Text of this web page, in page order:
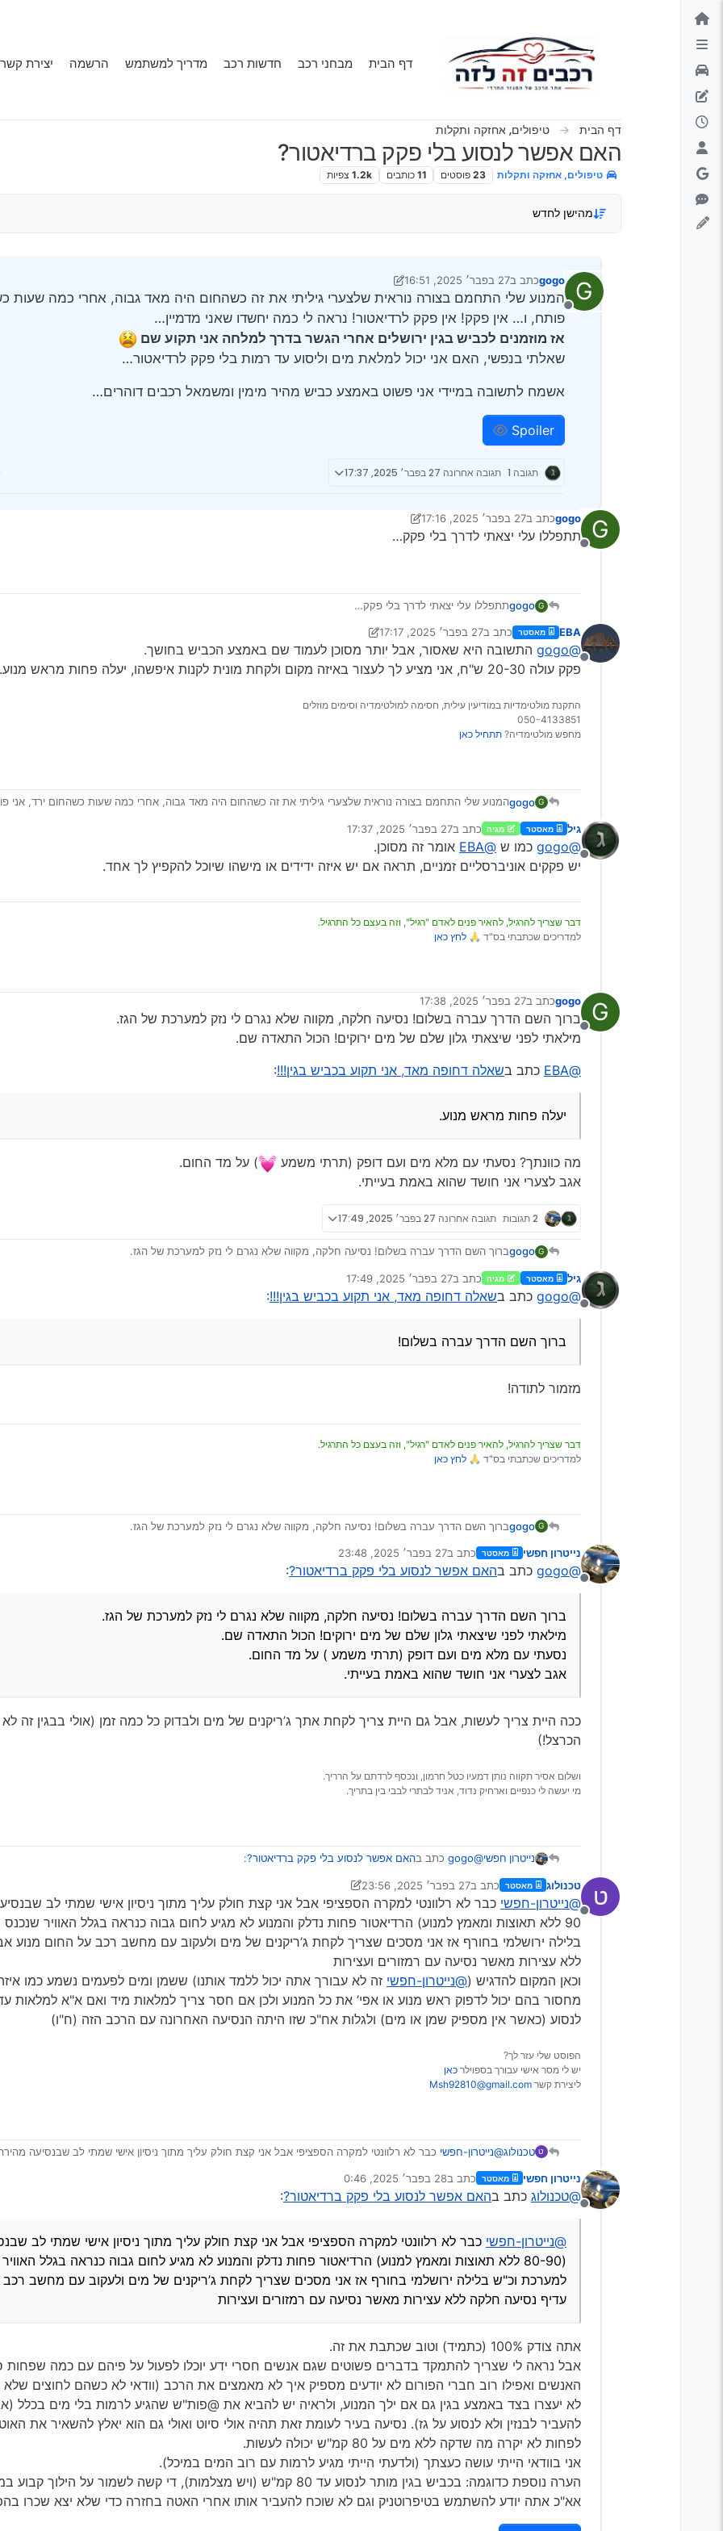
דילוג לתוכן
דף הבית מבחני רכב חדשות רכב מדריך למשתמש הרשמה יצירת קשר
דף הבית טיפולים, אחזקה ותקלות
האם אפשר לנסוע בלי פקק ברדיאטור?
טיפולים, אחזקה ותקלות 23 פוסטים 11 כותבים 1.2k צפיות
מהישן לחדש
G
מנותק
gogoכתב ב27 בפבר׳ 2025, 16:51
נערך לאחרונה על ידי gogo
המנוע שלי התחמם בצורה נוראית שלצערי גיליתי את זה כשהחום היה מאד גבוה, אחרי כמה שעות
פותח, ו… אין פקק! אין פקק לרדיאטור! נראה לי כמה יחשדו שאני מדמיין…
אז מוזמנים לכביש בגין ירושלים אחרי הגשר בדרך למלחה אני תקוע שם
שאלתי בנפשי, האם אני יכול למלאת מים וליסוע עד רמות בלי פקק לרדיאטור…
אשמח לתשובה במיידי אני פשוט באמצע כביש מהיר מימין ומשמאל רכבים דוהרים…
Spoiler
תגובה 1 תגובה אחרונה 27 בפבר׳ 2025, 17:37
G
מנותק
gogoכתב ב27 בפבר׳ 2025, 17:16
נערך לאחרונה על ידי gogo
תתפללו עלי יצאתי לדרך בלי פקק…
G
gogoתתפללו עלי יצאתי לדרך בלי פקק…
מנותק
EBA מאסטר כתב ב27 בפבר׳ 2025, 17:17
נערך לאחרונה על ידי EBA
@gogo
התשובה היא שאסור, אבל יותר מסוכן לעמוד שם באמצע הכביש בחושך.
פקק עולה 20-30 ש"ח, אני מציע לך לעצור באיזה מקום ולקחת מונית לקנות איפשהו, יעלה פחות מראש מנוע.
התקנת מולטימדיות במודיעין עילית, חסימה למולטימדיה וסימים מוזלים
050-4133851
מחפש מולטימדיה? תתחיל כאן
G
gogoהמנוע שלי התחמם בצורה נוראית שלצערי גיליתי את זה כשהחום היה מאד גבוה, אחרי כמה שעות כשהחום ירד, אני
אז מוזמנים לכביש בגין ירושלים אחרי הגשר בדרך למלחה אני תקוע שם
שאלתי בנפשי, האם אני יכול למלאת מים וליסוע עד רמות בלי פקק לרדיאטור…
אשמח לתשובה במיידי אני פשוט באמצע כביש מהיר מימין ומשמאל רכבים דוהרים…
Spoiler
מנותק
גיל מאסטר מגיה כתב ב27 בפבר׳ 2025, 17:37
נערך לאחרונה על ידי
@gogo כמו ש @EBA
אומר זה מסוכן.
יש פקקים אוניברסליים זמניים, תראה אם יש איזה ידידים או מישהו שיוכל להקפיץ לך אחד.
דבר שצריך להרגיל, להאיר פנים לאדם "רגיל", וזה בעצם כל התרגיל.
למדריכים שכתבתי בס"ד 🙏 לחץ כאן
G
מנותק
gogoכתב ב27 בפבר׳ 2025, 17:38
נערך לאחרונה על ידי
ברוך השם הדרך עברה בשלום! נסיעה חלקה, מקווה שלא נגרם לי נזק למערכת של הגז.
מילאתי לפני שיצאתי גלון שלם של מים ירוקים! הכול התאדה שם.
@EBA
כתב בשאלה דחופה מאד, אני תקוע בכביש בגין!!!:
יעלה פחות מראש מנוע.
מה כוונתך? נסעתי עם מלא מים ועם דופק (תרתי משמע
) על מד החום.
אגב לצערי אני חושד שהוא באמת בעייתי.
2 תגובות תגובה אחרונה 27 בפבר׳ 2025, 17:49
G
gogoברוך השם הדרך עברה בשלום! נסיעה חלקה, מקווה שלא נגרם לי נזק למערכת של הגז.
@EBA
כתב בשאלה דחופה מאד, אני תקוע בכביש בגין!!!
אגב לצערי אני חושד שהוא באמת בעייתי.
מנותק
גיל מאסטר מגיה כתב ב27 בפבר׳ 2025, 17:49
נערך לאחרונה על ידי
@gogo כתב בשאלה דחופה מאד, אני תקוע בכביש בגין!!!:
ברוך השם הדרך עברה בשלום!
מזמור לתודה!
דבר שצריך להרגיל, להאיר פנים לאדם "רגיל", וזה בעצם כל התרגיל.
למדריכים שכתבתי בס"ד 🙏 לחץ כאן
G
gogoברוך השם הדרך עברה בשלום! נסיעה חלקה, מקווה שלא נגרם לי נזק למערכת של הגז.
@EBA
כתב בשאלה דחופה מאד, אני תקוע בכביש בגין!!!
מה כוונתך? נסעתי עם מלא מים ועם דופק (תרתי משמע
) על מד החום.
אגב לצערי אני חושד שהוא באמת בעייתי.
מנותק
נייטרון חפשי מאסטר כתב ב27 בפבר׳ 2025, 23:48
נערך לאחרונה על ידי
@gogo כתב בהאם אפשר לנסוע בלי פקק ברדיאטור?:
ברוך השם הדרך עברה בשלום! נסיעה חלקה, מקווה שלא נגרם לי נזק למערכת של הגז.
מילאתי לפני שיצאתי גלון שלם של מים ירוקים! הכול התאדה שם.
נסעתי עם מלא מים ועם דופק (תרתי משמע ) על מד החום.
אגב לצערי אני חושד שהוא באמת בעייתי.
ככה היית צריך לעשות, אבל גם היית צריך לקחת אתך ג’ריקנים של מים ולבדוק כל כמה זמן (אולי בבגין זה
הכרצל!)
ושלום אסיר תקווה נותן דמעיו כטל חרמון, ונכסף לרדתם על הרריך.
מי יעשה לי כנפיים וארחיק נדוד, אניד לבתרי לבבי בין בתריך.
נייטרון חפשי@gogo כתב בהאם אפשר לנסוע בלי פקק ברדיאטור?:
ברוך השם הדרך עברה בשלום! נסיעה חלקה, מקווה שלא נגרם לי נזק למערכת של הגז.
מילאתי לפני שיצאתי גלון שלם של מים ירוקים! הכול התאדה שם.
נסעתי עם מלא מים ועם דופק (תרתי משמע ) על מד החום.
אגב לצערי אני חושד שהוא באמת בעייתי.
ככה היית צריך לעשות, אבל גם היית צריך לקחת אתך ג’ריקנים של מים ולבדוק כל כמה זמן (אולי בבגין זה לא
הכרצל!)
ט
מנותק
טכנולוג מאסטר כתב ב27 בפבר׳ 2025, 23:56
נערך לאחרונה על ידי טכנולוג
@נייטרון-חפשי
90 ללא תאוצות ומאמץ למנוע) הרדיאטור פחות נדלק והמנוע לא מגיע לחום גבוה כנראה בגלל האוויר
בלילה ירושלמי בחורף אז אני מסכים שצריך לקחת ג’ריקנים של מים ולעקוב עם מחשב רכב על החום מנוע
ללא עצירות מאשר נסיעה עם רמזורים ועצירות
וכאן המקום להדגיש (@נייטרון-חפשי זה לא עבורך אתה יכול ללמד אותנו) ששמן ומים לפעמים נשמע כמו
מחסור בהם יכול לדפוק ראש מנוע או אפי’ את כל המנוע ולכן אם חסר צריך למלאות מיד ואם א"א למלאות
לנסוע (כאשר אין מספיק שמן או מים) ולגלות אח"כ שזו היתה הנסיעה האחרונה עם הרכב הזה (ח"ו)
הפוסט שלי עזר לך?
יש לי מסר אישי עבורך בספוילר כאן
ליצירת קשר Msh92810@gmail.com
ט טכנולוג@נייטרון-חפשי
בחורף אז אני מסכים שצריך לקחת ג’ריקנים של מים ולעקוב עם מחשב רכב על החום מנוע אבל עדיף נסיעה חלקה
עם רמזורים ועצירות
שמן או מים) ולגלות אח"כ שזו היתה הנסיעה האחרונה עם הרכב הזה (ח"ו)
מנותק
נייטרון חפשי מאסטר כתב ב28 בפבר׳ 2025, 0:46
נערך לאחרונה על ידי
@טכנולוג כתב בהאם אפשר לנסוע בלי פקק ברדיאטור?:
@נייטרון-חפשי כבר לא רלוונטי למקרה הספציפי אבל אני קצת חולק עליך מתוך ניסיון אישי שמתי לב
(80-90 ללא תאוצות ומאמץ למנוע) הרדיאטור פחות נדלק והמנוע לא מגיע לחום גבוה כנראה בגלל
למערכת וכ"ש בלילה ירושלמי בחורף אז אני מסכים שצריך לקחת ג’ריקנים של מים ולעקוב עם מחשב
עדיף נסיעה חלקה ללא עצירות מאשר נסיעה עם רמזורים ועצירות
אתה צודק 100% (כתמיד) וטוב שכתבת את זה.
אבל נראה לי שצריך להתמקד בדברים פשוטים שגם אנשים חסרי ידע יוכלו לפעול על פיהם עם כמה שפחות
האנשים ואפילו רוב חברי הפורום לא יודעים מספיק איך לא מאמצים את הרכב (וודאי לא כשהם לחוצים
לא יעצרו בצד באמצע בגין גם אם ילך המנוע, ולראיה יש להביא את @פות"ש שהגיע לרמות בלי מים בכלל
להעביר לבנזין ולא לנסוע על גז). נסיעה בעיר לעומת זאת תהיה אולי סיוט ואולי גם הוא יאלץ להשאיר את
לפחות לא יקרה מה שדקה ללא מים על 80 קמ"ש יכולה לעשות.
אני בוודאי הייתי עושה כעצתך (ולדעתי הייתי מגיע לרמות עם רוב המים במיכל).
הערה נוספת כדוגמה: בכביש בגין מותר לנסוע עד 80 קמ"ש (ויש מצלמות), די קשה לשמור על
אא"כ אתה יודע להשתמש בטיפרוטניק וגם לא שוכח להעביר אותו אחרי האטה בחזרה כדי שלא יצא שכרו